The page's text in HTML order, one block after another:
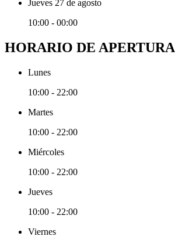
Jueves 27 de agosto
10:00 - 00:00
HORARIO DE APERTURA
Lunes
10:00 - 22:00
Martes
10:00 - 22:00
Miércoles
10:00 - 22:00
Jueves
10:00 - 22:00
Viernes